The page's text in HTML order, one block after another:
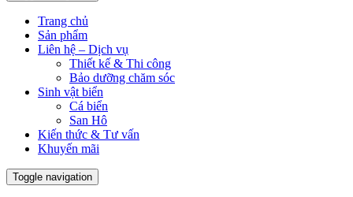
Trang chủ
Sản phẩm
Liên hệ – Dịch vụ
Thiết kế & Thi công
Bảo dưỡng chăm sóc
Sinh vật biển
Cá biển
San Hô
Kiến thức & Tư vấn
Khuyến mãi
Toggle navigation